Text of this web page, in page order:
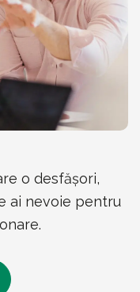
o desfășori,
ai nevoie pentru